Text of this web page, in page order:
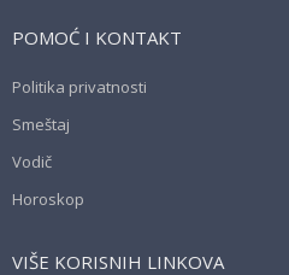
POMOĆ I KONTAKT
Politika privatnosti
Smeštaj
Vodič
Horoskop
VIŠE KORISNIH LINKOVA